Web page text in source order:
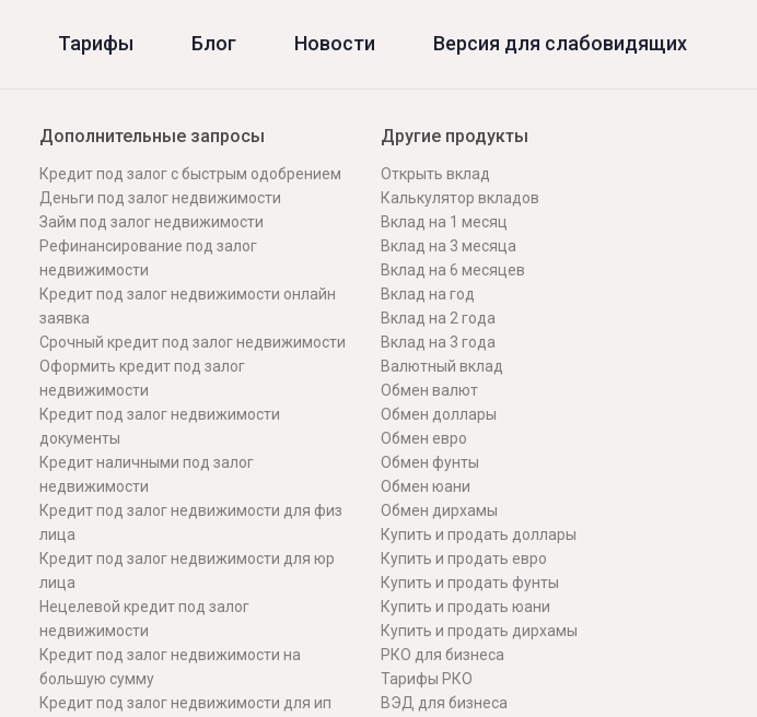
Тарифы Блог Новости Версия для слабовидящих
Дополнительные запросы
Кредит под залог с быстрым одобрением
Деньги под залог недвижимости
Займ под залог недвижимости
Рефинансирование под залог
недвижимости
Кредит под залог недвижимости онлайн
заявка
Срочный кредит под залог недвижимости
Оформить кредит под залог
недвижимости
Кредит под залог недвижимости
документы
Кредит наличными под залог
недвижимости
Кредит под залог недвижимости для физ
лица
Кредит под залог недвижимости для юр
лица
Нецелевой кредит под залог
недвижимости
Кредит под залог недвижимости на
большую сумму
Кредит под залог недвижимости для ип
Другие продукты
Открыть вклад
Калькулятор вкладов
Вклад на 1 месяц
Вклад на 3 месяца
Вклад на 6 месяцев
Вклад на год
Вклад на 2 года
Вклад на 3 года
Валютный вклад
Обмен валют
Обмен доллары
Обмен евро
Обмен фунты
Обмен юани
Обмен дирхамы
Купить и продать доллары
Купить и продать евро
Купить и продать фунты
Купить и продать юани
Купить и продать дирхамы
РКО для бизнеса
Тарифы РКО
ВЭД для бизнеса